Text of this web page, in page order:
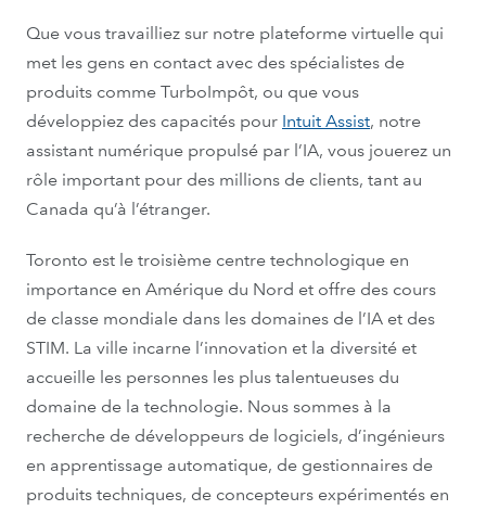
Que vous travailliez sur notre plateforme virtuelle qui
met les gens en contact avec des spécialistes de
produits comme TurboImpôt, ou que vous
développiez des capacités pour Intuit Assist, notre
assistant numérique propulsé par l’IA, vous jouerez un
rôle important pour des millions de clients, tant au
Canada qu’à l’étranger.
Toronto est le troisième centre technologique en
importance en Amérique du Nord et offre des cours
de classe mondiale dans les domaines de l’IA et des
STIM. La ville incarne l’innovation et la diversité et
accueille les personnes les plus talentueuses du
domaine de la technologie. Nous sommes à la
recherche de développeurs de logiciels, d’ingénieurs
en apprentissage automatique, de gestionnaires de
produits techniques, de concepteurs expérimentés en